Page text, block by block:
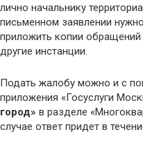
лично начальнику
письменном заявлении
приложить копии
другие инстанции.
Подать жалобу можно и с
приложения «Госуслуги
город» в разделе
случае ответ придет в